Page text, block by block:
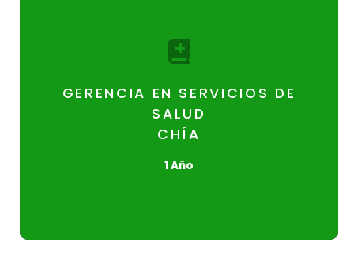
GERENCIA EN SERVICIOS DE
SALUD
CHÍA
1 Año
Duración: 4 semestres
Título: Especialista en Gerencia de